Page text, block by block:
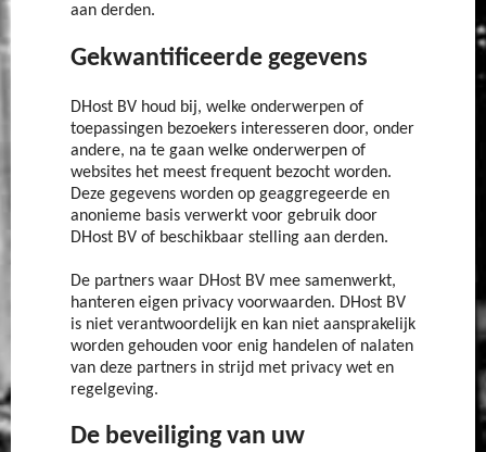
aan derden.
Gekwantificeerde gegevens
DHost BV houd bij, welke onderwerpen of
toepassingen bezoekers interesseren door, onder
andere, na te gaan welke onderwerpen of
websites het meest frequent bezocht worden.
Deze gegevens worden op geaggregeerde en
anonieme basis verwerkt voor gebruik door
DHost BV of beschikbaar stelling aan derden.
De partners waar DHost BV mee samenwerkt,
hanteren eigen privacy voorwaarden. DHost BV
is niet verantwoordelijk en kan niet aansprakelijk
worden gehouden voor enig handelen of nalaten
van deze partners in strijd met privacy wet en
regelgeving.
De beveiliging van uw